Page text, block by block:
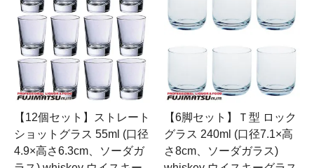
【12個セット】ストレート
ショットグラス 55ml (口径
4.9×高さ6.3cm、ソーダガ
【6脚セット】Ｔ型 ロック
グラス 240ml (口径7.1×高
さ8cm、ソーダガラス)